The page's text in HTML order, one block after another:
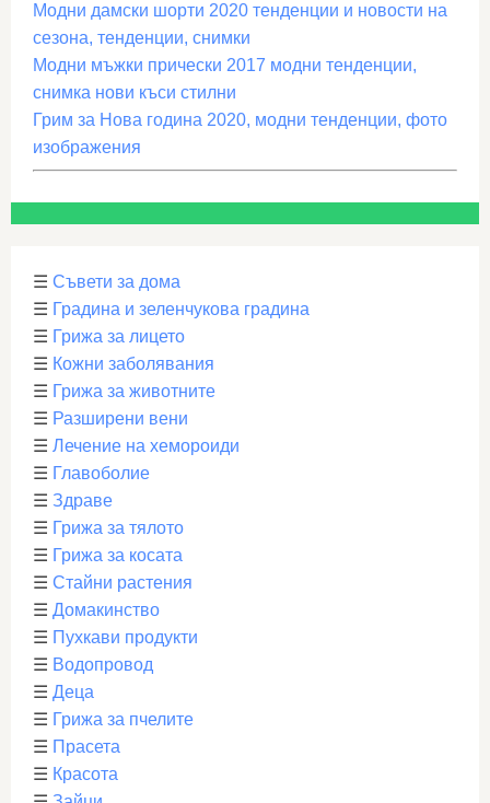
Модни дамски шорти 2020 тенденции и новости на
сезона, тенденции, снимки
Модни мъжки прически 2017 модни тенденции,
снимка нови къси стилни
Грим за Нова година 2020, модни тенденции, фото
изображения
☰ Съвети за дома
☰ Градина и зеленчукова градина
☰ Грижа за лицето
☰ Кожни заболявания
☰ Грижа за животните
☰ Разширени вени
☰ Лечение на хемороиди
☰ Главоболие
☰ Здраве
☰ Грижа за тялото
☰ Грижа за косата
☰ Стайни растения
☰ Домакинство
☰ Пухкави продукти
☰ Водопровод
☰ Деца
☰ Грижа за пчелите
☰ Прасета
☰ Красота